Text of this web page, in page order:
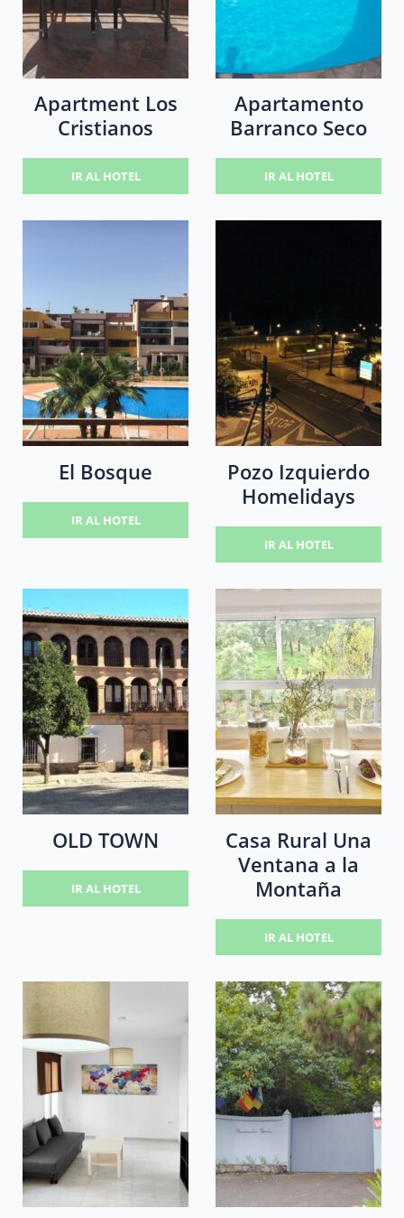
Apartment Los
Cristianos
IR AL HOTEL
Apartamento
Barranco Seco
IR AL HOTEL
El Bosque
IR AL HOTEL
Pozo Izquierdo
Homelidays
IR AL HOTEL
OLD TOWN
IR AL HOTEL
Casa Rural Una
Ventana a la
Montaña
IR AL HOTEL